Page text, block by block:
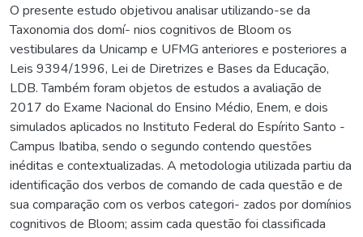
O presente estudo objetivou analisar utilizando-se da
Taxonomia dos domí- nios cognitivos de Bloom os
vestibulares da Unicamp e UFMG anteriores e posteriores a
Leis 9394/1996, Lei de Diretrizes e Bases da Educação,
LDB. Também foram objetos de estudos a avaliação de
2017 do Exame Nacional do Ensino Médio, Enem, e dois
simulados aplicados no Instituto Federal do Espírito Santo -
Campus Ibatiba, sendo o segundo contendo questões
inéditas e contextualizadas. A metodologia utilizada partiu da
identificação dos verbos de comando de cada questão e de
sua comparação com os verbos categori- zados por domínios
cognitivos de Bloom; assim cada questão foi classificada